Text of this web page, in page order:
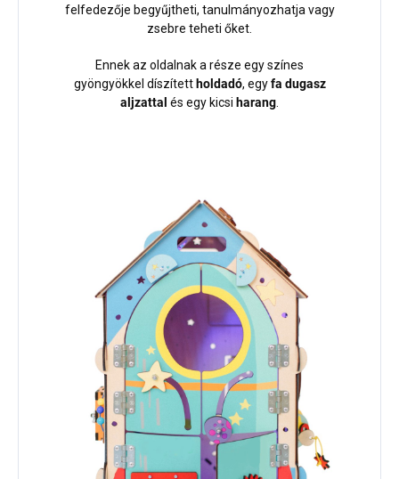
felfedezője begyűjtheti, tanulmányozhatja vagy
zsebre teheti őket.
Ennek az oldalnak a része egy színes
gyöngyökkel díszített holdadó, egyfa dugasz
aljzattal és egy kicsi harang.